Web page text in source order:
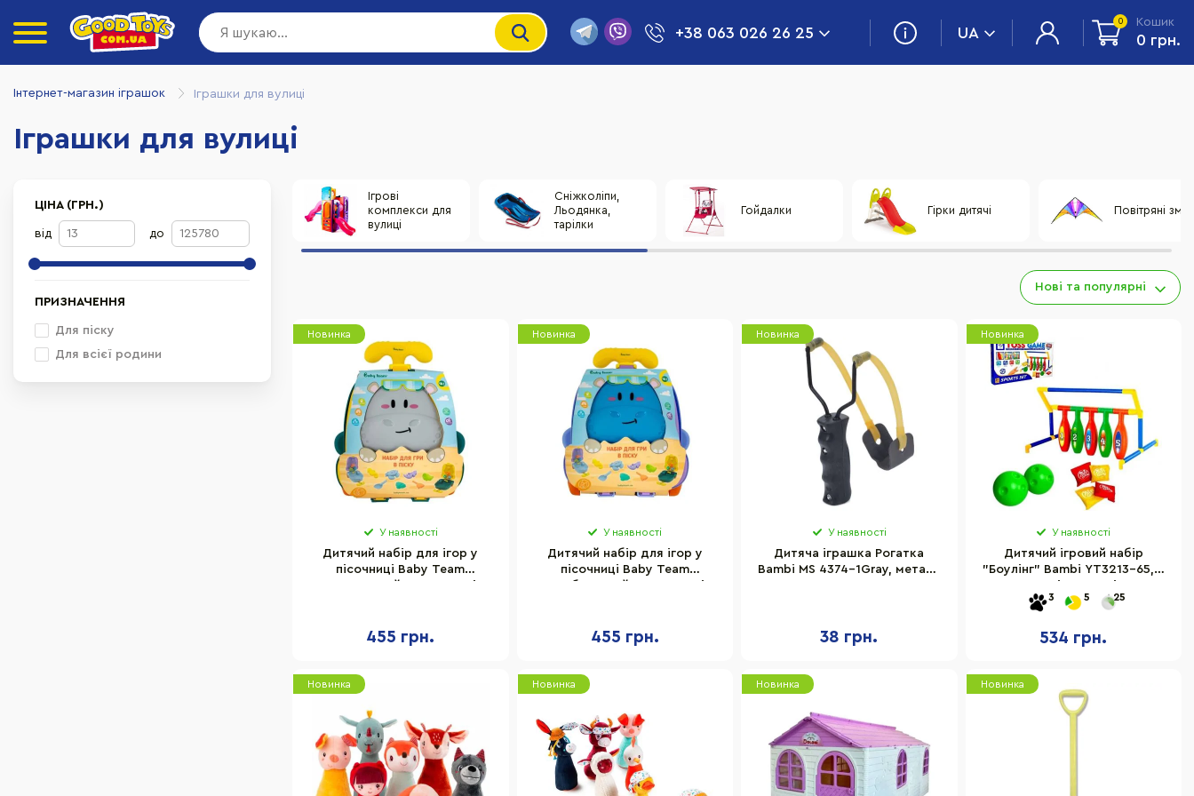
+38 063 026 26 25 UA
0 Кошик
0 грн.
Інтернет-магазин іграшок Іграшки для вулиці
Іграшки для вулиці
ЦІНА (ГРН.)
від до
ПРИЗНАЧЕННЯ
Для піску
Для всієї родини
Ігрові
комплекси для
вулиці
Сніжколіпи,
Льодянка,
тарілки
Гойдалки Гірки дитячі Повітряні змії
Нові та популярні
Новинка
У наявності
Дитячий набір для ігор у
пісочниці Baby Team
455 грн.
Новинка
У наявності
Дитячий набір для ігор у
пісочниці Baby Team
455 грн.
Новинка
У наявності
Дитяча іграшка Рогатка
Bambi MS 4374-1Gray, метал/
38 грн.
Новинка
У наявності
Дитячий ігровий набір
"Боулінг" Bambi YT3213-65, 5
3 5 25
534 грн.
Новинка Новинка Новинка Новинка